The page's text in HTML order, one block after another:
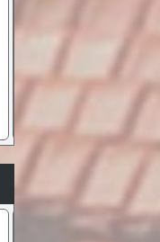
5.479,00